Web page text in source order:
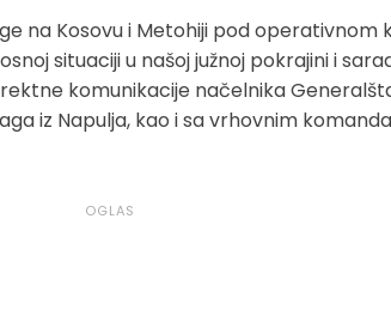
na Kosovu i Metohiji pod
situaciji u našoj južnoj pokrajini i
komunikacije načelnika
iz Napulja, kao i sa vrhovnim